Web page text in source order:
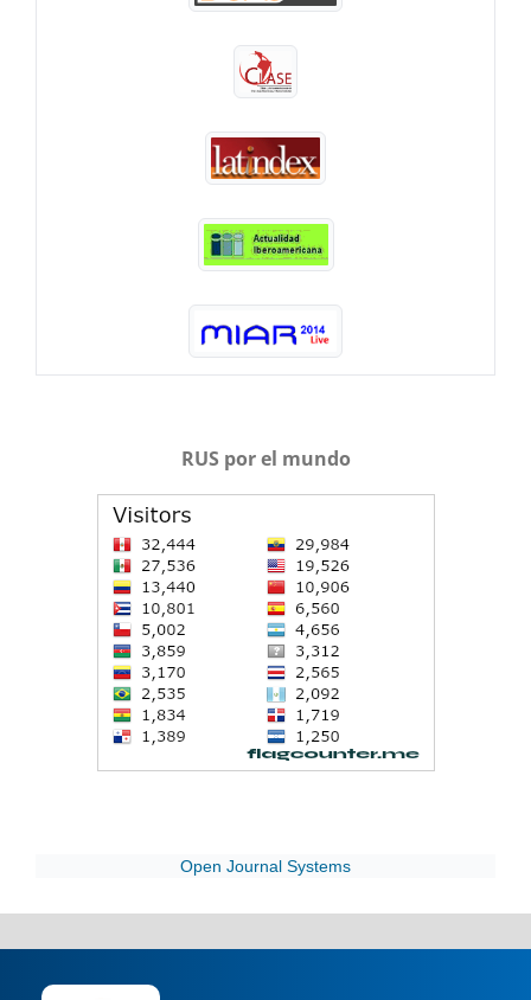
RUS por el mundo
Open Journal Systems